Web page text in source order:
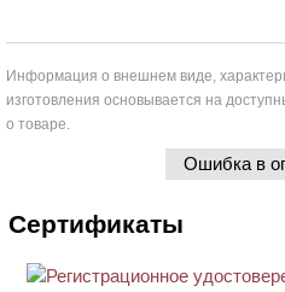
Информация о внешнем виде,
изготовления основывается на
о товаре.
Ошибка в
Сертификаты